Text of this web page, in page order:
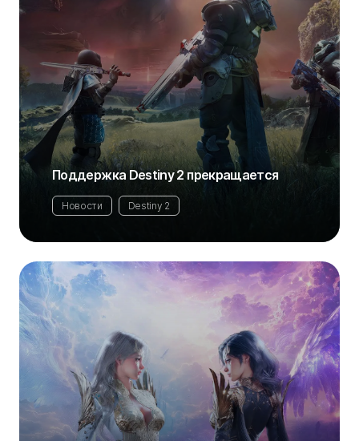
Поддержка Destiny 2 прекращается
Новости Destiny 2